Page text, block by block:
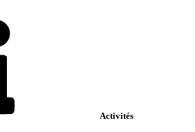
Activités